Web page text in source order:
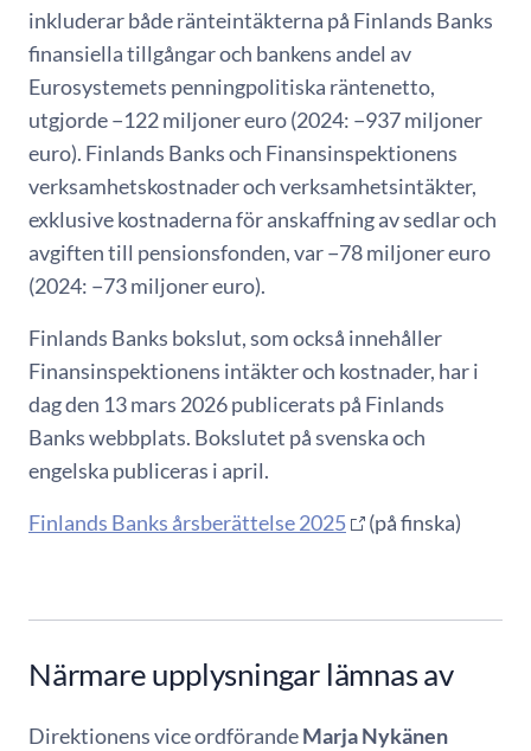
inkluderar både ränteintäkterna på Finlands Banks
finansiella tillgångar och bankens andel av
Eurosystemets penningpolitiska räntenetto,
utgjorde −122 miljoner euro (2024: −937 miljoner
euro). Finlands Banks och Finansinspektionens
verksamhetskostnader och verksamhetsintäkter,
exklusive kostnaderna för anskaffning av sedlar och
avgiften till pensionsfonden, var −78 miljoner euro
(2024: −73 miljoner euro).
Finlands Banks bokslut, som också innehåller
Finansinspektionens intäkter och kostnader, har i
dag den 13 mars 2026 publicerats på Finlands
Banks webbplats. Bokslutet på svenska och
engelska publiceras i april.
Finlands Banks årsberättelse 2025
(på finska)
Närmare upplysningar lämnas av
Direktionens vice ordförandeMarja Nykänen